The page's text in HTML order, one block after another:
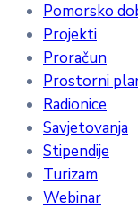
Pomorsko
Projekti
Proračun
Prostorni
Radionice
Savjetovanja
Stipendije
Turizam
Webinar